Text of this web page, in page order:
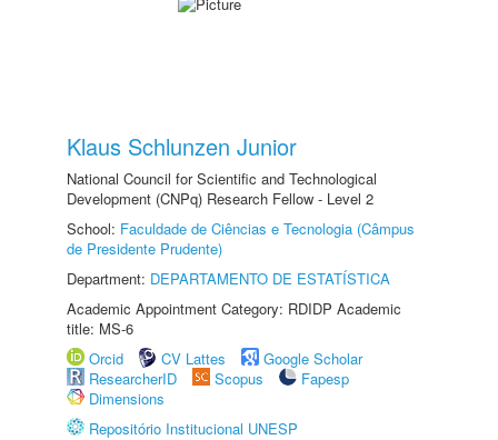
Klaus Schlunzen Junior
National Council for Scientific and Technological
Development (CNPq) Research Fellow - Level 2
School: Faculdade de Ciências e Tecnologia (Câmpus
de Presidente Prudente)
Department: DEPARTAMENTO DE ESTATÍSTICA
Academic Appointment Category: RDIDP Academic
title: MS-6
Orcid
CV Lattes
Google Scholar
ResearcherID
Scopus
Fapesp
Dimensions
Repositório Institucional UNESP